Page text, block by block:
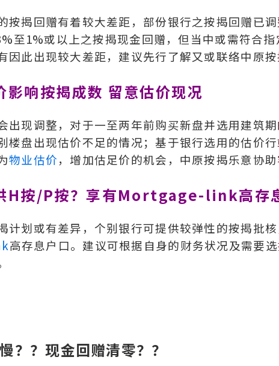
按揭回赠有着较大差距，部份银行之按揭回赠已
至1%或以上之按揭现金回赠，但当中或需符合
因此出现较大差距，建议先行了解又或联络中原按
影响按揭成数 留意估价现况
出现调整，对于一至两年前购买新盘并选用建筑
楼盘出现估价不足的情况；基于银行选用的估价
物业估价，增加估足价的机会，中原按揭乐意协
H按/P按？享有Mortgage-link高存
计划或有差异，个别银行可提供较弹性的按揭批
高存息户口。建议可根据自身的财务状况及需要
？？现金回赠清零？？